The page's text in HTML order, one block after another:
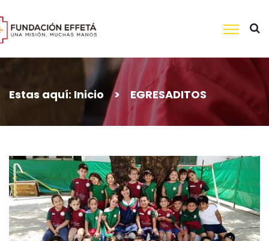
to
content
Buscar:
Estas aquí: Inicio > EGRESADITOS